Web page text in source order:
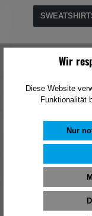
Lösungen und
Wir
Diese Website
Funktionalität
Nur